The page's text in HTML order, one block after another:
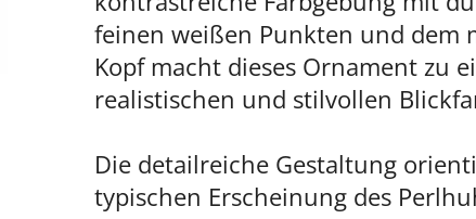
feinen weißen Punkten und dem
Kopf macht dieses Ornament zu
realistischen und stilvollen
Die detailreiche Gestaltung
typischen Erscheinung des